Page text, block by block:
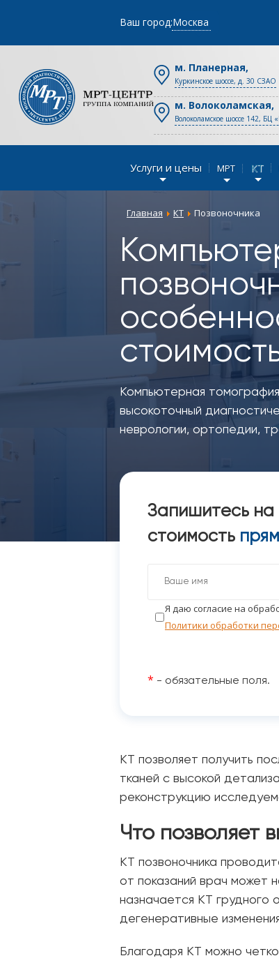
Ваш город:Москва
м. Планерная,
Куркинское шоссе, д. 30 СЗАО
м. Волоколамская,
Волоколамское шоссе 142, БЦ
Услуги и цены МРТ КТ
Главная КТ Позвоночника
Компьютерная
высокоточный
неврологии, ортопедии,
Запишитесь на
стоимость
Я даю согласие на
Политики обработки
* - обязательные поля.
КТ позволяет получить
тканей с высокой
реконструкцию
Что позволяет
КТ позвоночника
от показаний врач может
назначается КТ грудного
дегенеративные
Благодаря КТ можно четко